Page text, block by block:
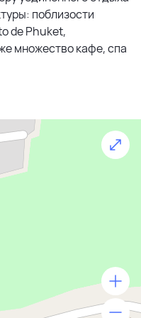
поблизости
de Phuket,
множество кафе, спа
500 м